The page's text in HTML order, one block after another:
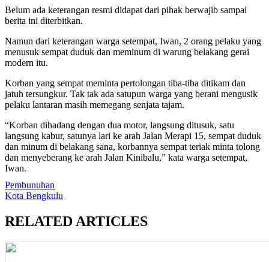
Belum ada keterangan resmi didapat dari pihak berwajib sampai
berita ini diterbitkan.
Namun dari keterangan warga setempat, Iwan, 2 orang pelaku yang
menusuk sempat duduk dan meminum di warung belakang gerai
modern itu.
Korban yang sempat meminta pertolongan tiba-tiba ditikam dan
jatuh tersungkur. Tak tak ada satupun warga yang berani mengusik
pelaku lantaran masih memegang senjata tajam.
“Korban dihadang dengan dua motor, langsung ditusuk, satu
langsung kabur, satunya lari ke arah Jalan Merapi 15, sempat duduk
dan minum di belakang sana, korbannya sempat teriak minta tolong
dan menyeberang ke arah Jalan Kinibalu,” kata warga setempat,
Iwan.
Pembunuhan
Kota Bengkulu
RELATED ARTICLES